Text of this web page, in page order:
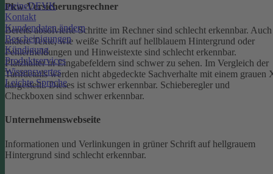
meineDEVK
Kontakt
Kundendaten ändern
Bescheinigungen
Kündigung
Produktservices
Wissenswertes
Leichte Sprache
Pkw-Versicherungsrechner
Bereits absolvierte Schritte im Rechner sind schlecht erkennbar. Auch
andere Texte, wie weiße Schrift auf hellblauem Hintergrund oder
Fehlermeldungen und Hinweistexte sind schlecht erkennbar.
Platzhalter in Eingabefeldern sind schwer zu sehen. Im Vergleich der
Tarifdetails werden nicht abgedeckte Sachverhalte mit einem grauen
dargestellt. Dieses ist schwer erkennbar. Schieberegler und
Checkboxen sind schwer erkennbar.
Unternehmenswebseite
Informationen und Verlinkungen in grüner Schrift auf hellgrauem
Hintergrund sind schlecht erkennbar.